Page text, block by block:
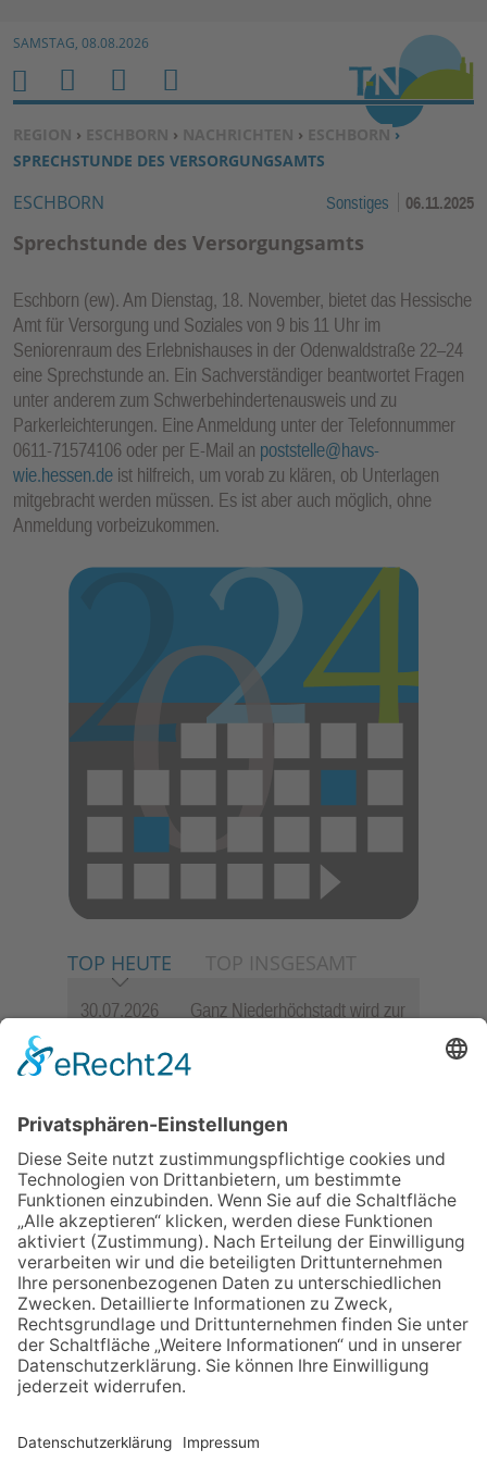
Zum Inhalt springen ↓
SAMSTAG, 08.08.2026
SIE BEFINDEN SICH HIER:
REGION › ESCHBORN › NACHRICHTEN › ESCHBORN›
SPRECHSTUNDE DES VERSORGUNGSAMTS
ESCHBORN Sonstiges 06.11.2025
Sprechstunde des Versorgungsamts
Eschborn (ew). Am Dienstag, 18. November, bietet das Hessische
Amt für Versorgung und Soziales von 9 bis 11 Uhr im
Seniorenraum des Erlebnishauses in der Odenwaldstraße 22–24
eine Sprechstunde an. Ein Sachverständiger beantwortet Fragen
unter anderem zum Schwerbehindertenausweis und zu
Parkerleichterungen. Eine Anmeldung unter der Telefonnummer
0611-71574106 oder per E-Mail an poststelle@havs-
wie.hessen.de ist hilfreich, um vorab zu klären, ob Unterlagen
mitgebracht werden müssen. Es ist aber auch möglich, ohne
Anmeldung vorbeizukommen.
TOP HEUTE TOP INSGESAMT
30.07.2026
Ganz Niederhöchstadt wird zur
06.08.2026
Jugendchor Hochtaunus
Programm „Changes“
mit Werken von Walter
Wachsmuth
23.07.2026
Zwischen Fachwerk, Wein und
Sommerabend: Der Rettershof
lädt wieder zum Weinfest ein
09.07.2026
Wasserampel steht auf Gelb:
Stadt ruft zum Wassersparen
auf
H
O
M
E
M
E
N
U
S
U
C
N
B
E
N
Z
R
F
U
N
K
TI
O
N
E
N